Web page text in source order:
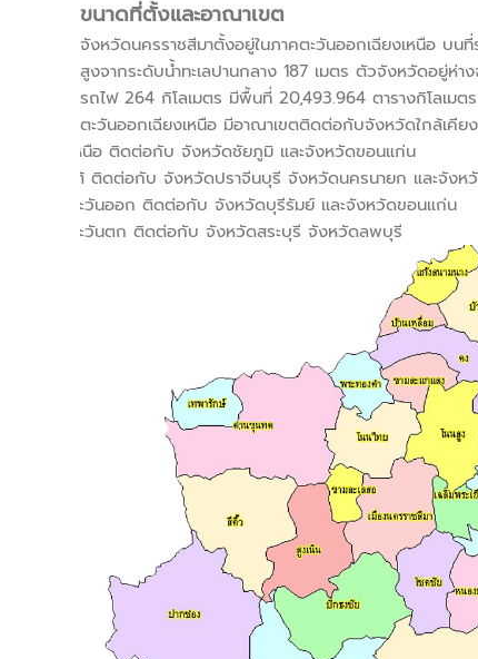
ขนาดที่ตั้งและอาณาเขต
จังหวัดนครราชสีมาตั้งอยู่ในภาคตะวันออกเฉียงเหนือ บ
สูงจากระดับน้ำทะเลปานกลาง 187 เมตร ตัวจังหวัดอยู่ห่
รถไฟ 264 กิโลเมตร มีพื้นที่ 20,493.964 ตารางกิโลเม
ตะวันออกเฉียงเหนือ มีอาณาเขตติดต่อกับจังหวัดใกล้เคีย
ทิศเหนือ ติดต่อกับ จังหวัดชัยภูมิ และจังหวัดขอนแก่น
ทิศใต้ ติดต่อกับ จังหวัดปราจีนบุรี จังหวัดนครนายก และจังห
ทิศตะวันออก ติดต่อกับ จังหวัดบุรีรัมย์ และจังหวัดขอนแก่น
ทิศตะวันตก ติดต่อกับ จังหวัดสระบุรี จังหวัดลพบุรี